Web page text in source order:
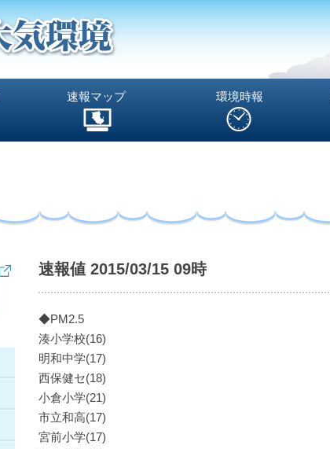
速報マップ 環境時報
速報値 2015/03/15 09時
◆PM2.5
湊小学校(16)
明和中学(17)
西保健セ(18)
小倉小学(21)
市立和高(17)
宮前小学(17)